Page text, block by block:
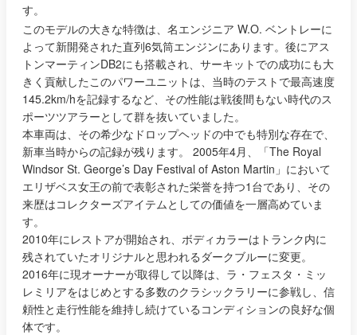
す。
このモデルの大きな特徴は、名エンジニア W.O. ベントレーに
よって新開発された直列6気筒エンジンにあります。後にアス
トンマーティンDB2にも搭載され、サーキットでの成功にも大
きく貢献したこのパワーユニットは、当時のテストで最高速度
145.2km/hを記録するなど、その性能は戦後間もない時代のス
ポーツツアラーとして群を抜いていました。
本車両は、その希少なドロップヘッドの中でも特別な存在で、
新車当時からの記録が残ります。 2005年4月、「The Royal
Windsor St. George’s Day Festival of Aston Martin」において
エリザベス女王の前で表彰された栄誉を持つ1台であり、その
来歴はコレクターズアイテムとしての価値を一層高めていま
す。
2010年にレストアが開始され、ボディカラーはトランク内に
残されていたオリジナルと思われるダークブルーに変更。
2016年に現オーナーが取得して以降は、ラ・フェスタ・ミッ
レミリアをはじめとする多数のクラシックラリーに参戦し、信
頼性と走行性能を維持し続けているコンディションの良好な個
体です。